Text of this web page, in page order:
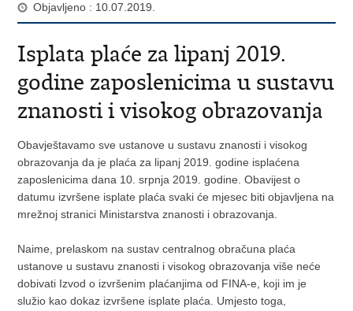
Objavljeno : 10.07.2019.
Isplata plaće za lipanj 2019.
godine zaposlenicima u sustavu
znanosti i visokog obrazovanja
Obavještavamo sve ustanove u sustavu znanosti i visokog
obrazovanja da je plaća za lipanj 2019. godine isplaćena
zaposlenicima dana 10. srpnja 2019. godine. Obavijest o
datumu izvršene isplate plaća svaki će mjesec biti objavljena na
mrežnoj stranici Ministarstva znanosti i obrazovanja.
Naime, prelaskom na sustav centralnog obračuna plaća
ustanove u sustavu znanosti i visokog obrazovanja više neće
dobivati Izvod o izvršenim plaćanjima od FINA-e, koji im je
služio kao dokaz izvršene isplate plaća. Umjesto toga,